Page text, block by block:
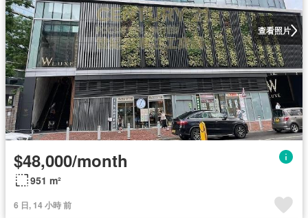
查看照片
$48,000/month
951 m²
6 日, 14 小時 前